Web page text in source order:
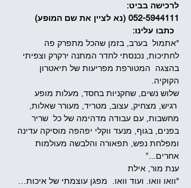
לרכישה בביט:
052-5944111 (נא לציין את שם המופע)
כתבו עלינו:
"אתמול  בערב, בזמן שהכל מתפרק פה
לחתיכות, נכנסתי לחדר המתנה ירקרק וצפיתי
בהצגה  המטורפת מפריעות של תיאטרון
הקוקיה.
שלוש נשים, שחקניות בחסד, מעלות מופע
רגיש, מצחיק, עצוב, מטריד, מעורר שאלות,
מחשבות, עם עבודה מדהימה של כל  שריר
בפנים, בגוף, מנעד ווקלי יפהפה מוסיקה עדינה
ומפלחת נפש, תפאורה והלבשה מעולמות
אחרים...”
ענת מור, אילת
"וואו וואו. ועוד וואו.  מפגן עוצמתי של איכות…